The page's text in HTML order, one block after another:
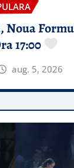
Noua
17:00
aug. 5, 2026